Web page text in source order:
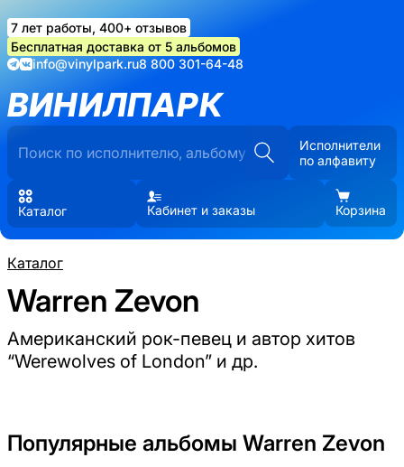
7 лет работы, 400+ отзывов
Бесплатная доставка от 5 альбомов
info@vinylpark.ru8 800 301-64-48
ВИНИЛПАРК
Исполнители
по алфавиту
Каталог Кабинет и заказы Корзина
Каталог
Warren Zevon
Американский рок-певец и автор хитов
“Werewolves of London” и др.
Популярные альбомы Warren Zevon